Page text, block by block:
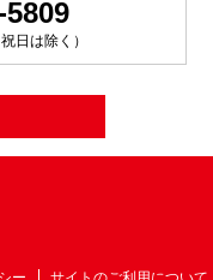
5809
日は除く）